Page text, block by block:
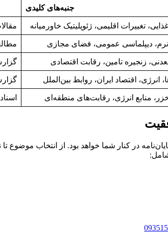
جنبه‌های کلیدی
تغییرات اقلیمی، ژئوپلیتیک خاورمیانه
دیپلماسی عمومی، فضای مجازی
زنجیره تامین، رقابت اقتصادی
انرژی، اقتصاد ایران، روابط بین‌الملل
منابع انرژی، رقابت‌های منطقه‌ای
در کنار شما خواهد بود. از انتخاب موضوع تا